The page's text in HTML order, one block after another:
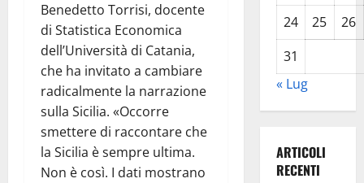
Benedetto Torrisi, docente
di Statistica Economica
dell’Università di Catania,
che ha invitato a cambiare
radicalmente la narrazione
sulla Sicilia. «Occorre
smettere di raccontare che
la Sicilia è sempre ultima.
Non è così. I dati mostrano
24
25
26
31
« Lug
ARTICOLI
RECENTI